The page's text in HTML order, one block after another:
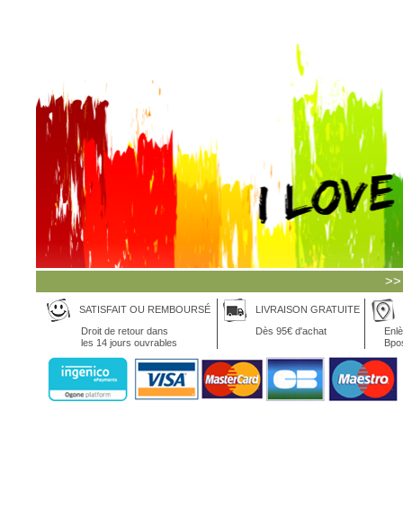
SATISFAIT OU REMBOURSÉ
Droit de retour dans
les 14 jours ouvrables
LIVRAISON GRATUITE
Dès 95€ d'achat